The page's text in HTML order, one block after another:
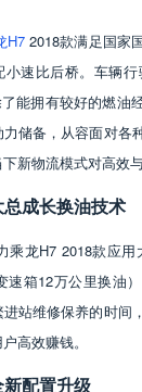
H72018款满足国家
小速比后桥。车辆
能拥有较好的燃油
储备，从容面对各
新物流模式对高效与
成长换油技术
乘龙H7 2018款应
速箱12万公里换油
站维修保养的时间
高效赚钱。
配置升级